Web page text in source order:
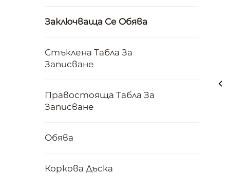
Заключваща Се Обява
Стъклена Табла За
Записване
Правостояща Табла За
Записване
Обява
Коркова Дъска